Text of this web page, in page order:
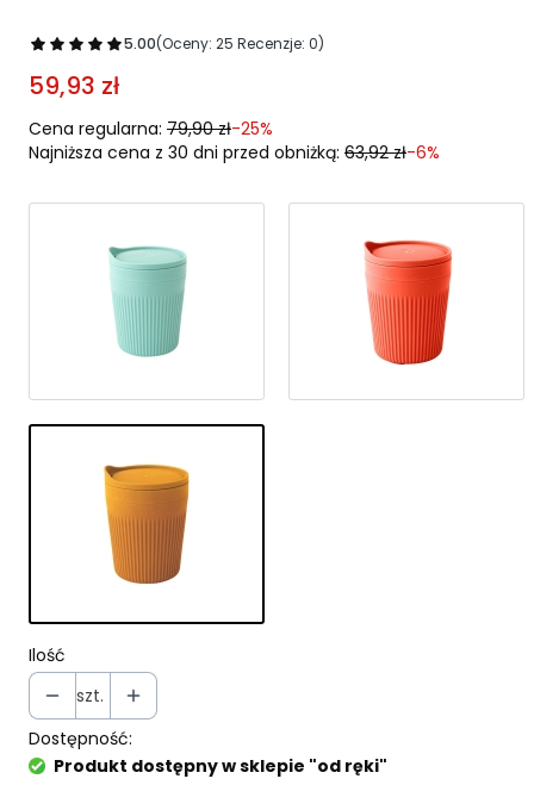
5.00(Oceny: 25 Recenzje: 0)
59,93 zł
Cena regularna: 79,90 zł-25%
Najniższa cena z 30 dni przed obniżką: 63,92 zł-6%
Ilość
szt.
Dostępność:
Produkt dostępny w sklepie "od ręki"